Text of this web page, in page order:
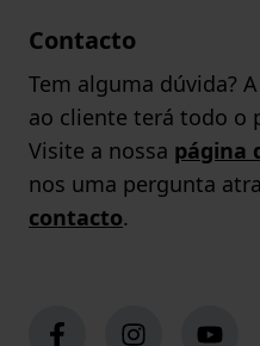
Contacto
Tem alguma dúvida?
ao cliente terá todo o
Visite a nossa página
nos uma pergunta
contacto.